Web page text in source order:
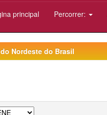
principal Percorrer:
Nordeste do Brasil